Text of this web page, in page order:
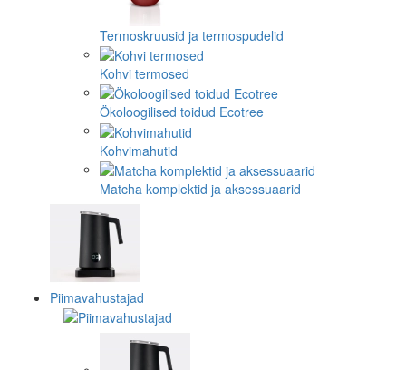
Termoskruusid ja termospudelid
Kohvi termosed
Ökoloogilised toidud Ecotree
Kohvimahutid
Matcha komplektid ja aksessuaarid
Piimavahustajad